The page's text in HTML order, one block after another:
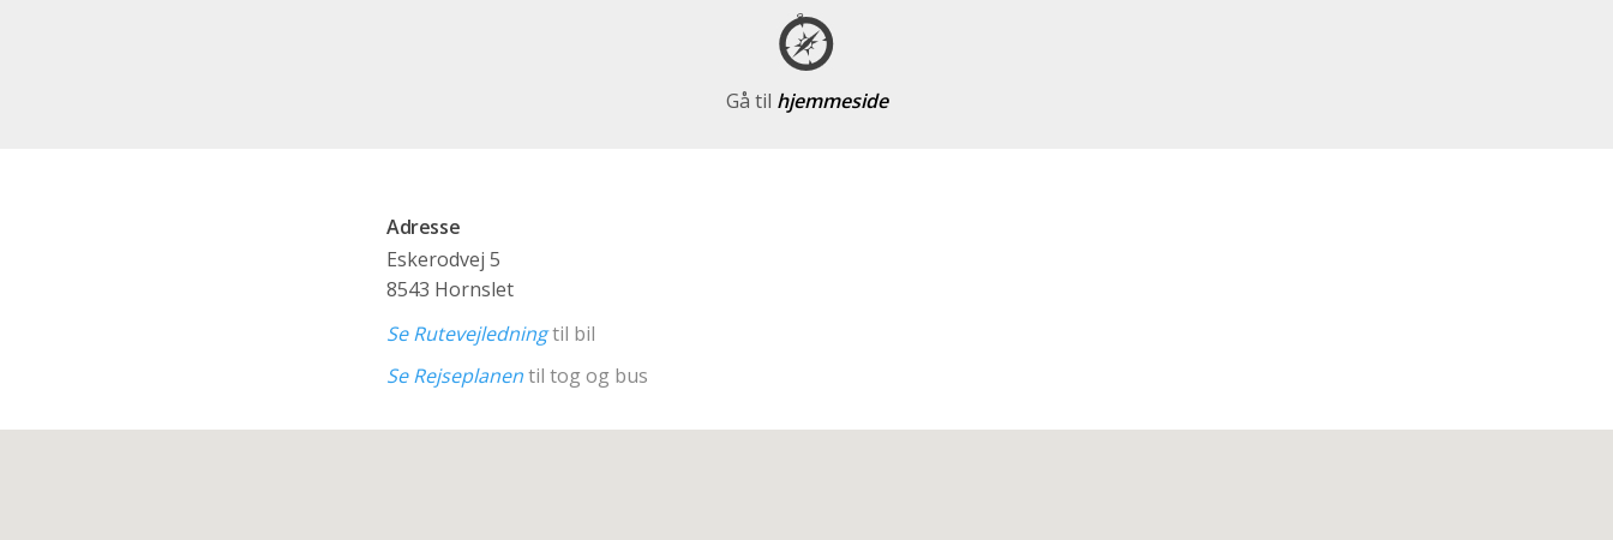
Gå til hjemmeside
Adresse
Eskerodvej 5
8543 Hornslet
Se Rutevejledningtil bil
Se Rejseplanentil tog og bus